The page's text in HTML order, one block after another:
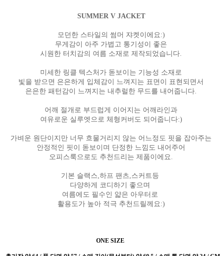
SUMMER V JACKET
모던한 스타일의 썸머 쟈켓이에요:)
무게감이 아주 가볍고 통기성이 좋은
시원한 터치감의 여름 소재로 제작되었습니다.
미세한 링클 텍스처가 돋보이는 기능성 소재로
빛을 받으면 은은하게 입체감이 느껴지는 표면이 표현되면서
은은한 패턴감이 느껴지는 내추럴한 무드를 내어줍니다.
어깨 절개로 부드럽게 이어지는 어깨라인과
여유로운 실루엣으로 체형커버도 되어줍니다:)
가벼운 원단이지만 너무 흐물거리지 않는 어느정도 핏을 잡아주는
안정적인 핏이 돋보이며 단정한 느낌도 내어주어
오피스룩으로도 추천드리는 제품이에요.
기본 슬랙스,하프 팬츠,스커트등
다양하게 코디하기 좋으며
여름에도 필수인 얇은 아우터로
활용도가 높아 적극 추천드릴께요:)
ONE SIZE